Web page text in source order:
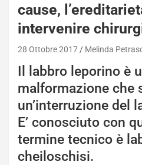
cause,
intervenire
28 Ottobre 2017 Melinda
Il labbro leporino è
malformazione che
un’interruzione del
E’ conosciuto con
termine tecnico è
cheiloschisi.